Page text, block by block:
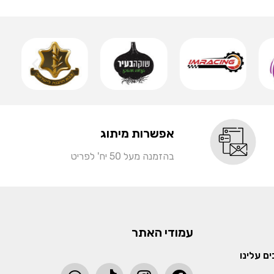
אפשרות מיתוג
בהזמנה מעל 50 יח' לפריט
עלינו
עמודי האתר